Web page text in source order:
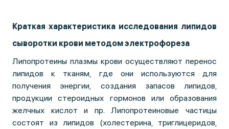
Краткая характеристика исследования липидов
сыворотки крови методом электрофореза
Липопротеины плазмы крови осуществляют перенос
липидов к тканям, где они используются для
получения энергии, создания запасов липидов,
продукции стероидных гормонов или образования
желчных кислот и пр. Липопротеиновые частицы
состоят из липидов (холестерина, триглицеридов,